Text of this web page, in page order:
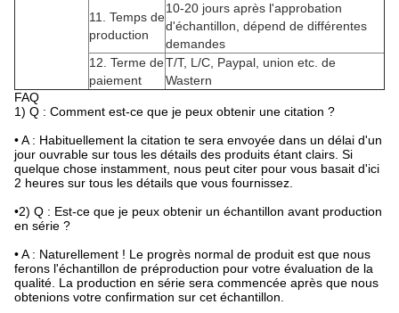
11. Temps de
production
10-20 jours après l'approbation
d'échantillon, dépend de différentes
demandes
12. Terme de
paiement
T/T, L/C, Paypal, union etc. de
Wastern
FAQ
1) Q : Comment est-ce que je peux obtenir une citation ?
• A : Habituellement la citation te sera envoyée dans un délai d'un
jour ouvrable sur tous les détails des produits étant clairs. Si
quelque chose instamment, nous peut citer pour vous basait d'ici
2 heures sur tous les détails que vous fournissez.
•2) Q : Est-ce que je peux obtenir un échantillon avant production
en série ?
• A : Naturellement ! Le progrès normal de produit est que nous
ferons l'échantillon de préproduction pour votre évaluation de la
qualité. La production en série sera commencée après que nous
obtenions votre confirmation sur cet échantillon.